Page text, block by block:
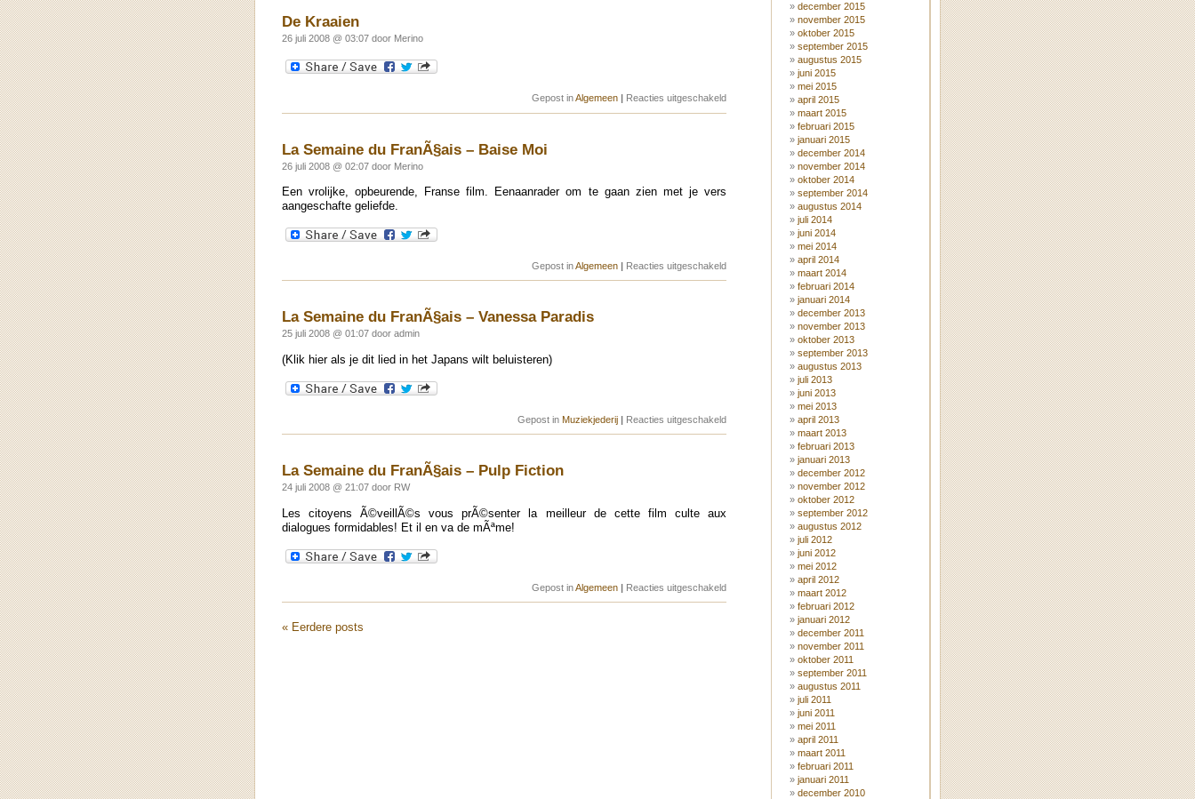
De Kraaien
26 juli 2008 @ 03:07 door Merino
Gepost inAlgemeen | Reacties uitgeschakeldvoor
La Semaine du FranÃ§ais – Baise Moi
26 juli 2008 @ 02:07 door Merino
Een vrolijke, opbeurende, Franse film. Eenaanrader om te gaan zien met je vers
aangeschafte geliefde.
Gepost inAlgemeen | Reacties uitgeschakeldvoor
La Semaine du FranÃ§ais – Vanessa Paradis
25 juli 2008 @ 01:07 door admin
(Klik hier als je dit lied in het Japans wilt beluisteren)
Gepost in Muziekjederij | Reacties uitgeschakeldvoor
La Semaine du FranÃ§ais – Pulp Fiction
24 juli 2008 @ 21:07 door RW
Les citoyens Ã©veillÃ©s vous prÃ©senter la meilleur de cette film culte aux
dialogues formidables! Et il en va de mÃªme!
Gepost inAlgemeen | Reacties uitgeschakeldvoor
« Eerdere posts
december 2015
november 2015
oktober 2015
september 2015
augustus 2015
juni 2015
mei 2015
april 2015
maart 2015
februari 2015
januari 2015
december 2014
november 2014
oktober 2014
september 2014
augustus 2014
juli 2014
juni 2014
mei 2014
april 2014
maart 2014
februari 2014
januari 2014
december 2013
november 2013
oktober 2013
september 2013
augustus 2013
juli 2013
juni 2013
mei 2013
april 2013
maart 2013
februari 2013
januari 2013
december 2012
november 2012
oktober 2012
september 2012
augustus 2012
juli 2012
juni 2012
mei 2012
april 2012
maart 2012
februari 2012
januari 2012
december 2011
november 2011
oktober 2011
september 2011
augustus 2011
juli 2011
juni 2011
mei 2011
april 2011
maart 2011
februari 2011
januari 2011
december 2010